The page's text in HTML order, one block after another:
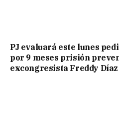
PJ evaluará este lunes
por 9 meses prisión
excongresista Freddy Díaz